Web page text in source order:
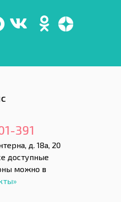
391
д. 18а, 20
доступные
можно в